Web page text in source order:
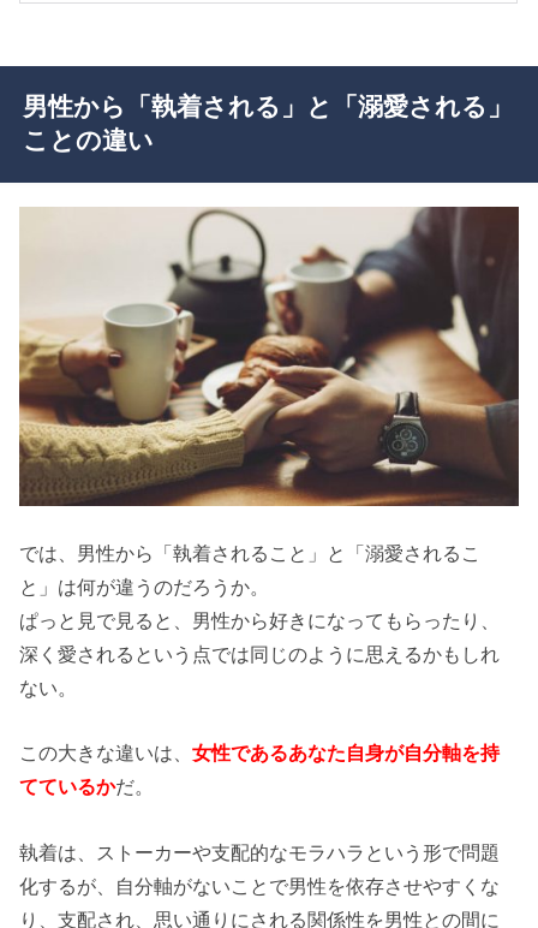
男性から「執着される」と「溺愛される」
ことの違い
では、男性から「執着されること」と「溺愛されるこ
と」は何が違うのだろうか。
ぱっと見で見ると、男性から好きになってもらったり、
深く愛されるという点では同じのように思えるかもしれ
ない。
この大きな違いは、女性であるあなた自身が自分軸を持
てているかだ。
執着は、ストーカーや支配的なモラハラという形で問題
化するが、自分軸がないことで男性を依存させやすくな
り、支配され、思い通りにされる関係性を男性との間に